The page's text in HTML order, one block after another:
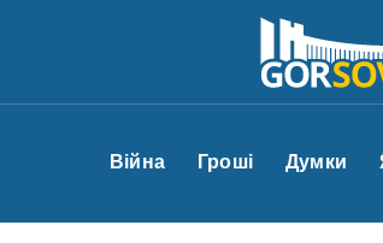
Війна Гроші Думки